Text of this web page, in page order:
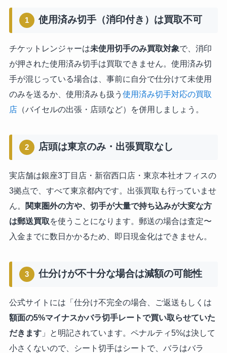
1 使用済み切手（消印付き）は買取不可
チケットレンジャーは未使用切手のみ買取対象で、消印
が押された使用済み切手は買取できません。使用済み切
手が混じっている場合は、事前に自分で仕分けて未使用
のみを送るか、使用済みも扱う 使用済み切手対応の買取
店（バイセルの出張・店頭など）を併用しましょう。
2 店頭は東京のみ・出張買取なし
実店舗は銀座3丁目店・新宿西口店・東京本社オフィスの
3拠点で、すべて東京都内です。出張買取も行っていませ
ん。
関東圏外の方や、切手が大量で持ち込みが大変な方
は郵送買取を使うことになります。郵送の場合は査定〜
入金までに数日かかるため、即日現金化はできません。
3 仕分けが不十分な場合は減額の可能性
公式サイトには「仕分け不完全の場合、ご返送もしくは
額面の5%マイナスかバラ切手レートで買い取らせていた
だきます」と明記されています。ペナルティ5%は決して
小さくないので、シート切手はシートで、バラはバラ